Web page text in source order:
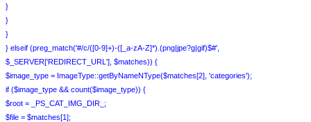
}
}
}
} elseif (preg_match('#/c/([0-9]+)-([_a-zA-Z]*).(png|jpe?g|gif)$#',
$_SERVER['REDIRECT_URL'], $matches)) {
$image_type = ImageType::getByNameNType($matches[2], 'categories');
if ($image_type && count($image_type)) {
$root = _PS_CAT_IMG_DIR_;
$file = $matches[1];